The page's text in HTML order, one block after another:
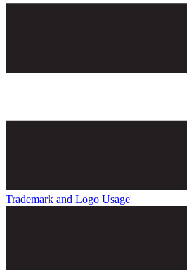
Trademark and Logo Usage